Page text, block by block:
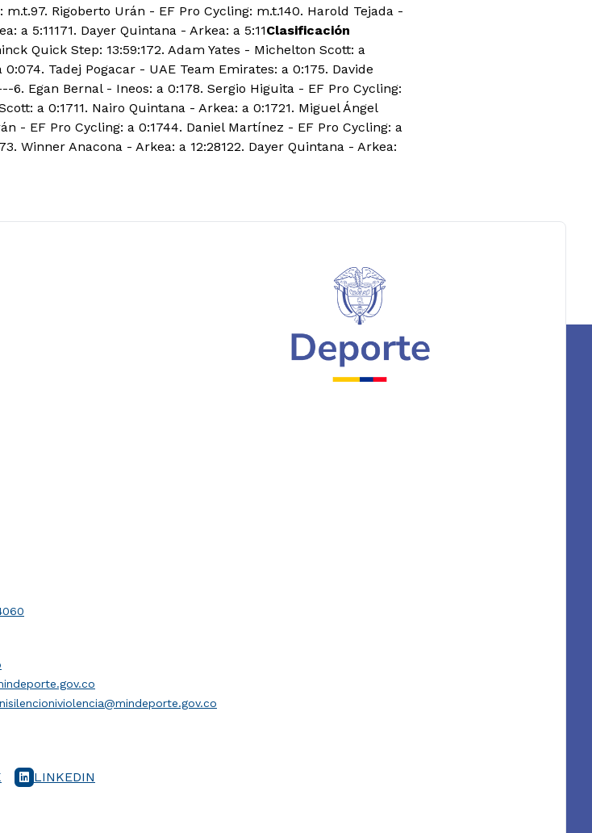
Rigoberto Urán - EF Pro Cycling: m.t.140. Harold Tejada -
a 5:11171. Dayer Quintana - Arkea: a 5:11Clasificación
Quick Step: 13:59:172. Adam Yates - Michelton Scott: a
Tadej Pogacar - UAE Team Emirates: a 0:175. Davide
6. Egan Bernal - Ineos: a 0:178. Sergio Higuita - EF Pro Cycling:
a 0:1711. Nairo Quintana - Arkea: a 0:1721. Miguel Ángel
- EF Pro Cycling: a 0:1744. Daniel Martínez - EF Pro Cycling: a
Winner Anacona - Arkea: a 12:28122. Dayer Quintana - Arkea:
nisilencioniviolencia@mindeporte.gov.co
LINKEDIN